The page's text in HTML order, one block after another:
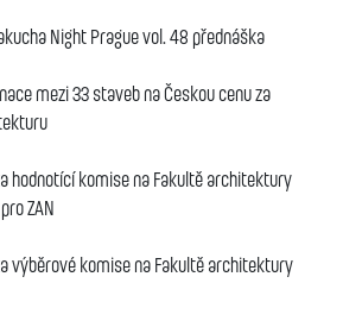
Night Prague vol. 48 přednáška
mezi 33 staveb na Českou cenu za
hodnotící komise na Fakultě architektury
ZAN
výběrové komise na Fakultě architektury